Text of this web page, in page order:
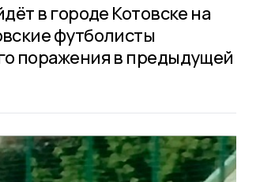
в городе Котовске на
футболисты
поражения в предыдущей